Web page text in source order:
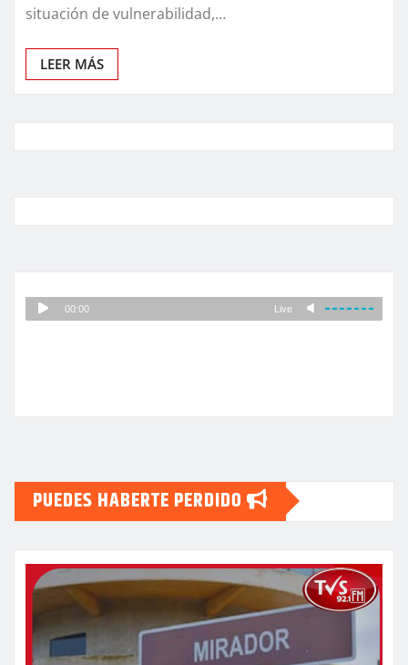
situación de vulnerabilidad,…
LEER MÁS
PUEDES HABERTE PERDIDO